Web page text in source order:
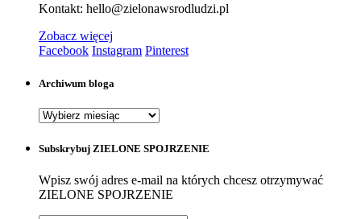
Kontakt: hello@zielonawsrodludzi.pl
Zobacz więcej
Facebook Instagram Pinterest
Archiwum bloga
Archiwum
Subskrybuj ZIELONE SPOJRZENIE
Wpisz swój adres e-mail na których chcesz otrzymywać
ZIELONE SPOJRZENIE